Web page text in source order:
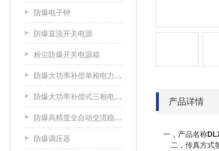
防爆电子钟
防爆直流开关电源
粉尘防爆开关电源箱
防爆大功率补偿单相电力稳压器
防爆大功率补偿式三相电力稳压器
防爆高精度全自动交流稳压电源
防爆调压器
产品详情
一，产品名称
二，传真方式